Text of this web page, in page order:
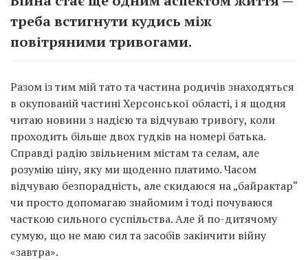
треба встигнути кудись між
повітряними тривогами.
Разом із тим мій тато та частина родичів знаходяться
в окупованій частині Херсонської області, і я щодня
читаю новини з надією та відчуваю тривогу, коли
проходить більше двох гудків на номері батька.
Справді радію звільненим містам та селам, але
розумію ціну, яку ми щоденно платимо. Часом
відчуваю безпорадність, але скидаюся на „байрактар“
чи просто допомагаю знайомим і тоді почуваюся
часткою сильного суспільства. Але й по-дитячому
сумую, що не маю сил та засобів закінчити війну
«завтра».